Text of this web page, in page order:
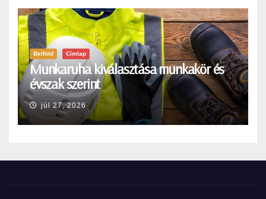
Belföld Címlap
Munkaruha kiválasztása munkakör és
évszak szerint
júl 27, 2026